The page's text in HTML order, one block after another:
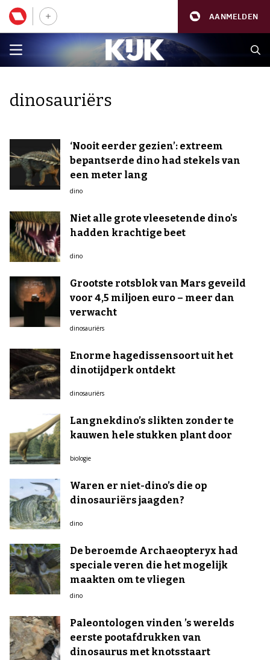
AANMELDEN
dinosauriërs
‘Nooit eerder gezien’: extreem
bepantserde dino had stekels van
een meter lang
dino
Niet alle grote vleesetende dino's
hadden krachtige beet
dino
Grootste rotsblok van Mars geveild
voor 4,5 miljoen euro – meer dan
verwacht
dinosauriërs
Enorme hagedissensoort uit het
dinotijdperk ontdekt
dinosauriërs
Langnekdino’s slikten zonder te
kauwen hele stukken plant door
biologie
Waren er niet-dino’s die op
dinosauriërs jaagden?
dino
De beroemde Archaeopteryx had
speciale veren die het mogelijk
maakten om te vliegen
dino
Paleontologen vinden ’s werelds
eerste pootafdrukken van
dinosaurus met knotsstaart